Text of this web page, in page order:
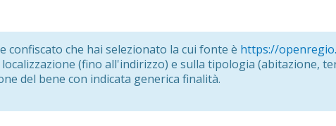
che hai selezionato la cui fonte è https://
(fino all'indirizzo) e sulla tipologia (abitazione,
del bene con indicata generica finalità.